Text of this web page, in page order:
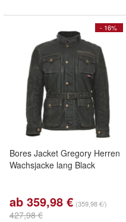
- 16%
Bores Jacket Gregory Herren
Wachsjacke lang Black
ab 359,98 € (359,98 €/)
427,98 €